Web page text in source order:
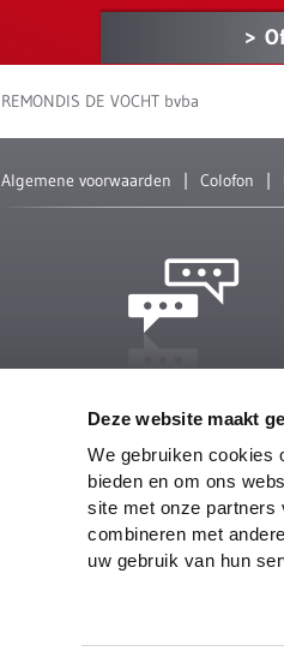
Deze website maakt
We gebruiken cookies
bieden en om ons
site met onze partners
combineren met
uw gebruik van hun
REMONDIS DE VOCHT bvba
Algemene voorwaarden Colofon
Naar offerte aanvragen
Alle andere vragen
Naar contactformulier